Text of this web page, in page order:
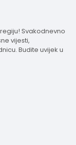
Svakodnevno
vijesti,
Budite uvijek u